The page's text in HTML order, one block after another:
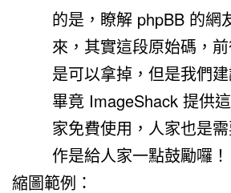
的是，瞭解 phpBB 的網
來，其實這段原始碼，
是可以拿掉，但是我們
畢竟 ImageShack 提供
家免費使用，人家也是
作是給人家一點鼓勵囉！
縮圖範例：